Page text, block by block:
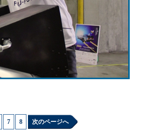
7 8 次のページへ